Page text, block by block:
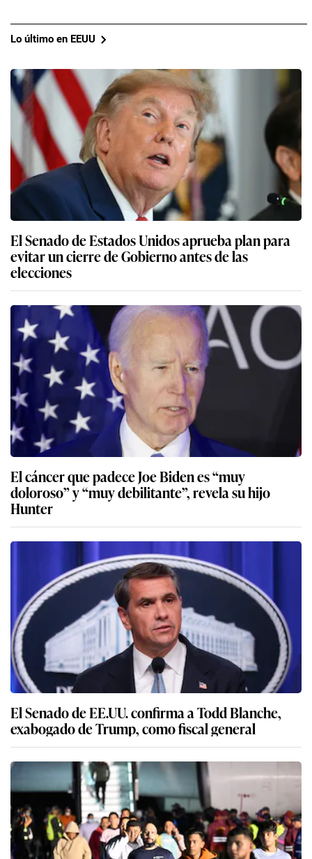
Lo último en EEUU
El Senado de Estados Unidos aprueba plan para
evitar un cierre de Gobierno antes de las
elecciones
El cáncer que padece Joe Biden es “muy
doloroso” y “muy debilitante”, revela su hijo
Hunter
El Senado de EE.UU. confirma a Todd Blanche,
exabogado de Trump, como fiscal general